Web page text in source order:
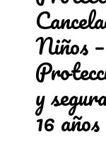
Niños
y
16 años